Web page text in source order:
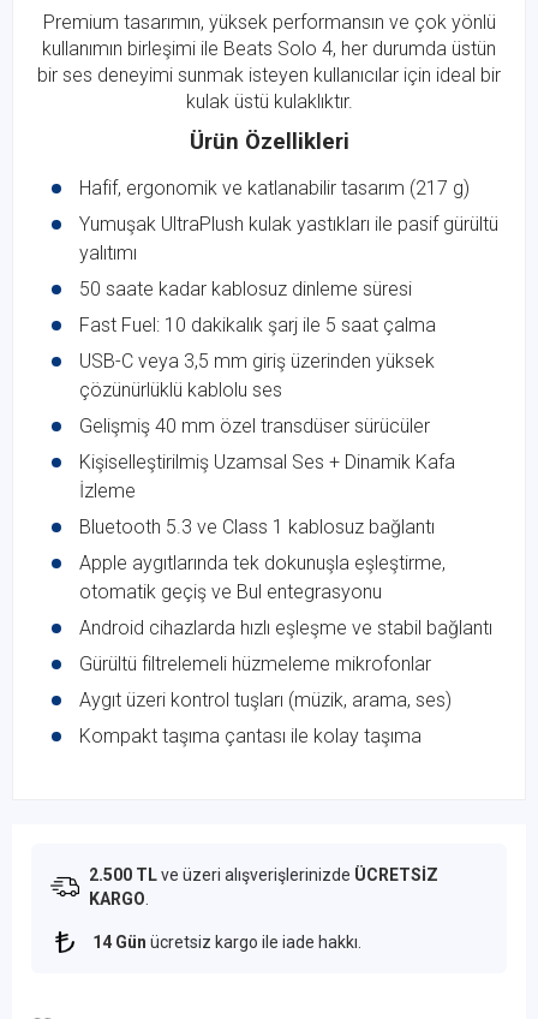
Premium tasarımın, yüksek performansın ve çok yönlü
kullanımın birleşimi ile Beats Solo 4, her durumda üstün
bir ses deneyimi sunmak isteyen kullanıcılar için ideal bir
kulak üstü kulaklıktır.
Ürün Özellikleri
Hafif, ergonomik ve katlanabilir tasarım (217 g)
Yumuşak UltraPlush kulak yastıkları ile pasif gürültü
yalıtımı
50 saate kadar kablosuz dinleme süresi
Fast Fuel: 10 dakikalık şarj ile 5 saat çalma
USB-C veya 3,5 mm giriş üzerinden yüksek
çözünürlüklü kablolu ses
Gelişmiş 40 mm özel transdüser sürücüler
Kişiselleştirilmiş Uzamsal Ses + Dinamik Kafa
İzleme
Bluetooth 5.3 ve Class 1 kablosuz bağlantı
Apple aygıtlarında tek dokunuşla eşleştirme,
otomatik geçiş ve Bul entegrasyonu
Android cihazlarda hızlı eşleşme ve stabil bağlantı
Gürültü filtrelemeli hüzmeleme mikrofonlar
Aygıt üzeri kontrol tuşları (müzik, arama, ses)
Kompakt taşıma çantası ile kolay taşıma
2.500 TLve üzeri alışverişlerinizde ÜCRETSİZ
KARGO
14 Gün ücretsiz kargo ile iade hakkı.